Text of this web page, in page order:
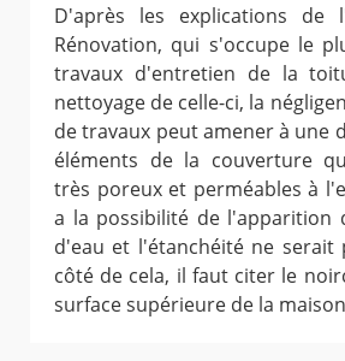
D'après les explications de
Rénovation, qui s'occupe le
travaux d'entretien de la
nettoyage de celle-ci, la
de travaux peut amener à une
éléments de la couverture
très poreux et perméables à
a la possibilité de l'apparition
d'eau et l'étanchéité ne serait
côté de cela, il faut citer le
surface supérieure de la